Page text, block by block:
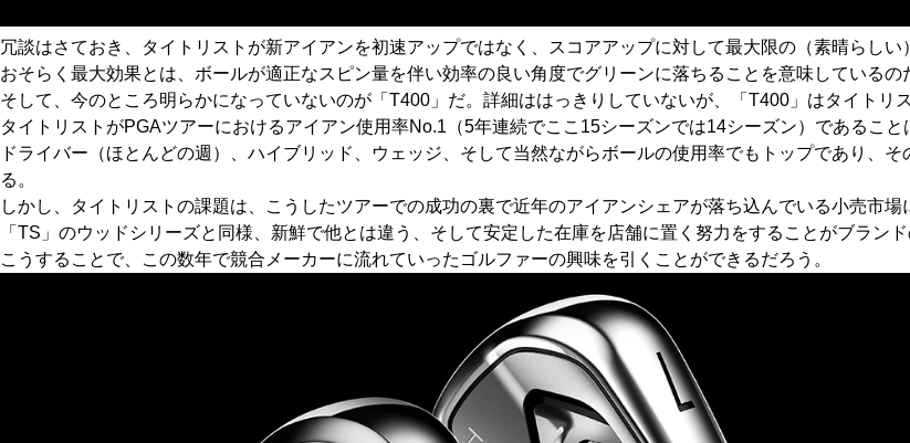
冗談はさておき、タイトリストが新アイアンを初速アップではなく、スコアアップに対して最大限の（素晴らしい
おそらく最大効果とは、ボールが適正なスピン量を伴い効率の良い角度でグリーンに落ちることを意味しているの
そして、今のところ明らかになっていないのが「T400」だ。詳細ははっきりしていないが、「T400」はタイトリ
タイトリストがPGAツアーにおけるアイアン使用率No.1（5年連続でここ15シーズンでは14シーズン）であること
ドライバー（ほとんどの週）、ハイブリッド、ウェッジ、そして当然ながらボールの使用率でもトップであり、
る。
しかし、タイトリストの課題は、こうしたツアーでの成功の裏で近年のアイアンシェアが落ち込んでいる小売市場
「TS」のウッドシリーズと同様、新鮮で他とは違う、そして安定した在庫を店舗に置く努力をすることがブランド
こうすることで、この数年で競合メーカーに流れていったゴルファーの興味を引くことができるだろう。